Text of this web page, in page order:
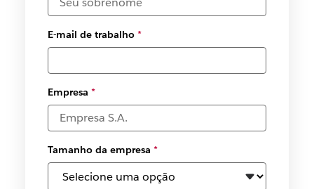
E-mail de trabalho*
Empresa *
Tamanho da empresa *